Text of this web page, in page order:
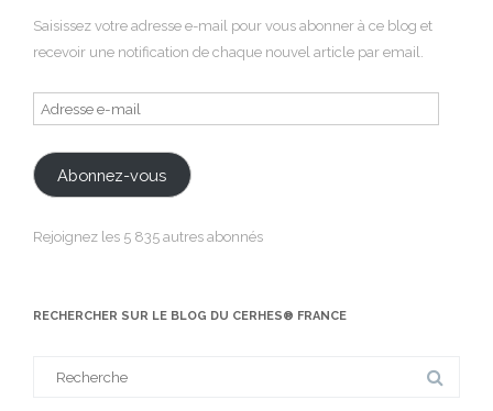
Saisissez votre adresse e-mail pour vous abonner à ce blog et
recevoir une notification de chaque nouvel article par email.
Adresse
e-
mail
Abonnez-vous
Rejoignez les 5 835 autres abonnés
RECHERCHER SUR LE BLOG DU CERHES® FRANCE